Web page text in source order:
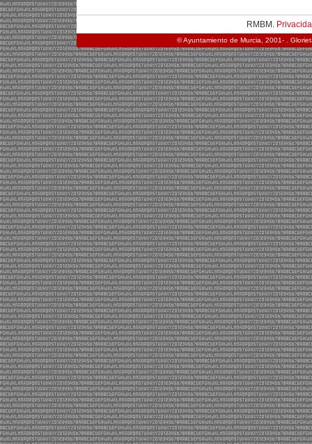
RMBM.
© Ayuntamiento de Murcia, 2001- .